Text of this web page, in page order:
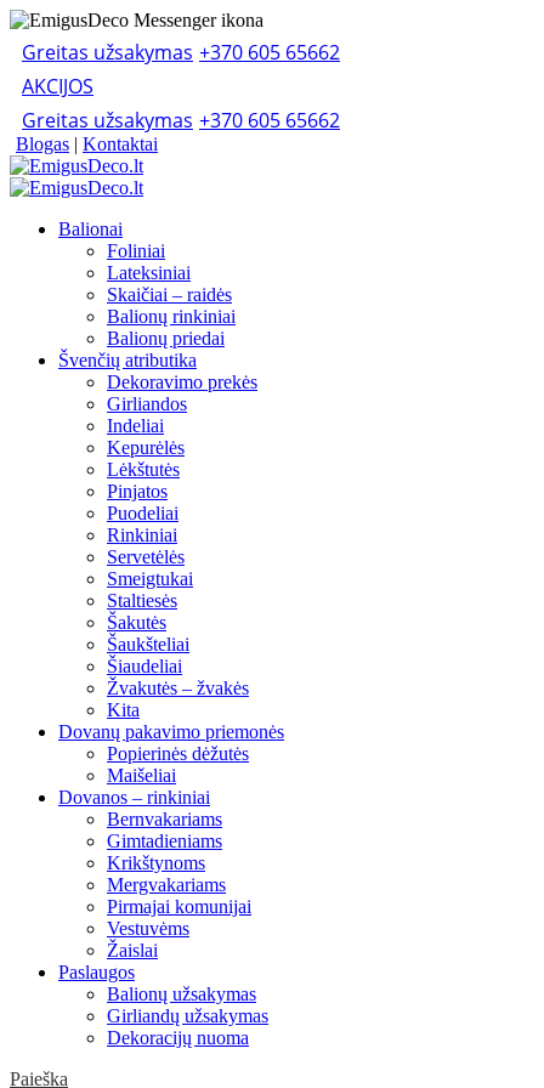
Greitas užsakymas +370 605 65662
AKCIJOS
Greitas užsakymas +370 605 65662
Blogas | Kontaktai
Balionai
Foliniai
Lateksiniai
Skaičiai – raidės
Balionų rinkiniai
Balionų priedai
Švenčių atributika
Dekoravimo prekės
Girliandos
Indeliai
Kepurėlės
Lėkštutės
Pinjatos
Puodeliai
Rinkiniai
Servetėlės
Smeigtukai
Staltiesės
Šakutės
Šaukšteliai
Šiaudeliai
Žvakutės – žvakės
Kita
Dovanų pakavimo priemonės
Popierinės dėžutės
Maišeliai
Dovanos – rinkiniai
Bernvakariams
Gimtadieniams
Krikštynoms
Mergvakariams
Pirmajai komunijai
Vestuvėms
Žaislai
Paslaugos
Balionų užsakymas
Girliandų užsakymas
Dekoracijų nuoma
Paieška